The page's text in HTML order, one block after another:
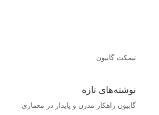
نیمکت گابیون
نوشته‌های تازه
گابیون راهکار مدرن و پایدار در معماری